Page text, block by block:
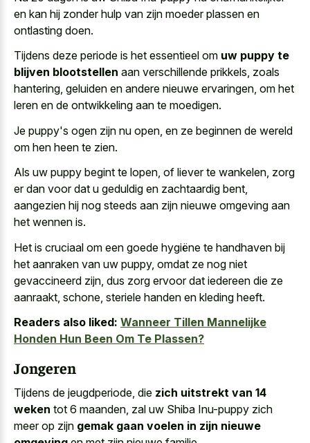
en kan hij zonder hulp van zijn moeder plassen en
ontlasting doen.
Tijdens deze periode is het essentieel om uw puppy te
blijven blootstellen aan verschillende prikkels, zoals
hantering, geluiden en andere nieuwe ervaringen, om het
leren en de ontwikkeling aan te moedigen.
Je puppy's ogen zijn nu open, en ze beginnen de wereld
om hen heen te zien.
Als uw puppy begint te lopen, of liever te wankelen, zorg
er dan voor dat u geduldig en zachtaardig bent,
aangezien hij nog steeds aan zijn nieuwe omgeving aan
het wennen is.
Het is cruciaal om een goede hygiëne te handhaven bij
het aanraken van uw puppy, omdat ze nog niet
gevaccineerd zijn, dus zorg ervoor dat iedereen die ze
aanraakt, schone, steriele handen en kleding heeft.
Readers also liked: Wanneer Tillen Mannelijke
Honden Hun Been Om Te Plassen?
Jongeren
Tijdens de jeugdperiode, die zich uitstrekt van 14
weken tot 6 maanden, zal uw Shiba Inu-puppy zich
meer op zijn gemak gaan voelen in zijn nieuwe